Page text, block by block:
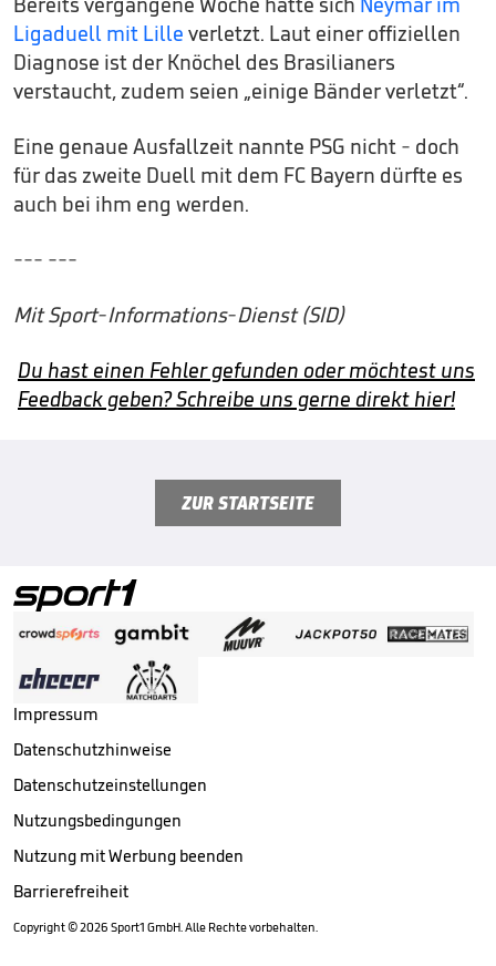
Ligaduell mit Lille verletzt. Laut einer offiziellen
Diagnose ist der Knöchel des Brasilianers
verstaucht, zudem seien „einige Bänder verletzt“.
Eine genaue Ausfallzeit nannte PSG nicht - doch
für das zweite Duell mit dem FC Bayern dürfte es
auch bei ihm eng werden.
--- ---
Mit Sport-Informations-Dienst (SID)
Du hast einen Fehler gefunden oder möchtest uns
Feedback geben? Schreibe uns gerne direkt hier!
ZUR STARTSEITE
Impressum
Datenschutzhinweise
Datenschutzeinstellungen
Nutzungsbedingungen
Nutzung mit Werbung beenden
Barrierefreiheit
Copyright ©2026 Sport1 GmbH. Alle Rechte vorbehalten.